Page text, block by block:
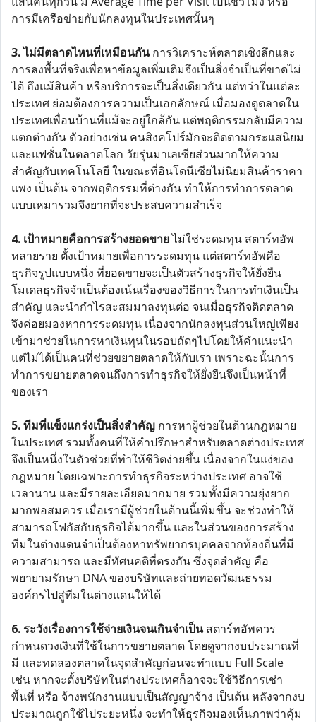
การมีเครือข่ายกับนักลงทุนในประเทศนั้นๆ
3. ไม่มีตลาดไหนที่เหมือนกันการวิเคราะห์ตลาดเชิงลึกและ
การลงพื้นที่จริงเพื่อหาข้อมูลเพิ่มเติมจึงเป็นสิ่งจำเป็นที่ขาดไม่
ได้ ถึงแม้สินค้า หรือบริการจะเป็นสิ่งเดียวกัน แต่ทว่าในแต่ละ
ประเทศ ย่อมต้องการความเป็นเอกลักษณ์ เมื่อมองดูตลาดใน
ประเทศเพื่อนบ้านที่แม้จะอยู่ใกล้กัน แต่พฤติกรรมกลับมีความ
แตกต่างกัน ตัวอย่างเช่น คนสิงคโปร์มักจะติดตามกระแสนิยม
และแฟชั่นในตลาดโลก วัยรุ่นมาเลเซียส่วนมากให้ความ
สำคัญกับเทคโนโลยี ในขณะที่อินโดนีเซียไม่นิยมสินค้าราคา
แพง เป็นต้น จากพฤติกรรมที่ต่างกัน ทำให้การทำการตลาด
แบบเหมารวมจึงยากที่จะประสบความสำเร็จ
4. เป้าหมายคือการสร้างยอดขายไม่ใช่ระดมทุน สตาร์ทอัพ
หลายราย ตั้งเป้าหมายเพื่อการระดมทุน แต่สตาร์ทอัพคือ
ธุรกิจรูปแบบหนึ่ง ที่ยอดขายจะเป็นตัวสร้างธุรกิจให้ยั่งยืน
โมเดลธุรกิจจำเป็นต้องเน้นเรื่องของวิธีการในการทำเงินเป็น
สำคัญ และนำกำไรสะสมมาลงทุนต่อ จนเมื่อธุรกิจติดตลาด
จึงค่อยมองหาการระดมทุน เนื่องจากนักลงทุนส่วนใหญ่เพียง
เข้ามาช่วยในการหาเงินทุนในรอบถัดๆไปโดยให้คำแนะนำ
แต่ไม่ได้เป็นคนที่ช่วยขยายตลาดให้กับเรา เพราะฉะนั้นการ
ทำการขยายตลาดจนถึงการทำธุรกิจให้ยั่งยืนจึงเป็นหน้าที่
ของเรา
5. ทีมที่แข็งแกร่งเป็นสิ่งสำคัญ การหาผู้ช่วยในด้านกฎหมาย
ในประเทศ รวมทั้งคนที่ให้คำปรึกษาสำหรับตลาดต่างประเทศ
จึงเป็นหนึ่งในตัวช่วยที่ทำให้ชีวิตง่ายขึ้น เนื่องจากในแง่ของ
กฎหมาย โดยเฉพาะการทำธุรกิจระหว่างประเทศ อาจใช้
เวลานาน และมีรายละเอียดมากมาย รวมทั้งมีความยุ่งยาก
มากพอสมควร เมื่อเรามีผู้ช่วยในด้านนี้เพิ่มขึ้น จะช่วงทำให้
สามารถโฟกัสกับธุรกิจได้มากขึ้น และในส่วนของการสร้าง
ทีมในต่างแดนจำเป็นต้องหาทรัพยากรบุคคลจากท้องถิ่นที่มี
ความสามารถ และมีทัศนคติที่ตรงกัน ซึ่งจุดสำคัญ คือ
พยายามรักษา DNA ของบริษัทและถ่ายทอดวัฒนธรรม
องค์กรไปสู่ทีมในต่างแดนให้ได้
6. ระวังเรื่องการใช้จ่ายเงินจนเกินจำเป็นสตาร์ทอัพควร
กำหนดวงเงินที่ใช้ในการขยายตลาด โดยดูจากงบประมาณที่
มี และทดลองตลาดในจุดสำคัญก่อนจะทำแบบ Full Scale
เช่น หากจะตั้งบริษัทในต่างประเทศก็อาจจะใช้วิธีการเช่า
พื้นที่ หรือ จ้างพนักงานแบบเป็นสัญญาจ้าง เป็นต้น หลังจากงบ
ประมาณถูกใช้ไประยะหนึ่ง จะทำให้ธุรกิจมองเห็นภาพว่าคุ้ม